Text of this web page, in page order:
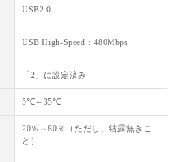
USB2.0
USB High-Speed：480Mbps
「2」に設定済み
5℃～35℃
20％～80％（ただし、結露無きこ
と）